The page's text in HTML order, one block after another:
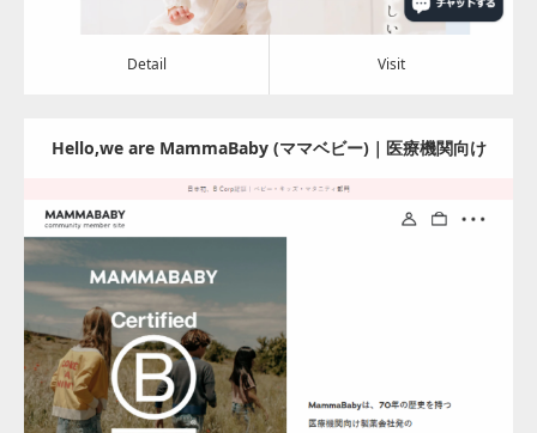
Detail Visit
Hello,we are MammaBaby (ママベビー)｜医療機関向け
の製薬会社が展開するオーガニック＆Veganブランド
Category:アパレル・バッグ
Detail Visit